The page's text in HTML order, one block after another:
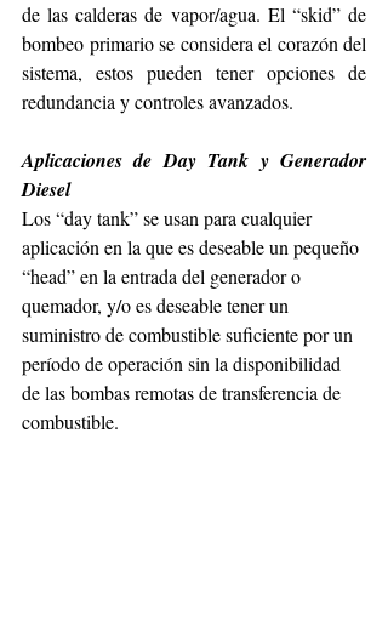
de las calderas de vapor/agua. El “skid” de
bombeo primario se considera el corazón del
sistema, estos pueden tener opciones de
redundancia y controles avanzados.
Aplicaciones de Day Tank y Generador
Diesel
Los “day tank” se usan para cualquier
aplicación en la que es deseable un pequeño
“head” en la entrada del generador o
quemador, y/o es deseable tener un
suministro de combustible suficiente por un
período de operación sin la disponibilidad
de las bombas remotas de transferencia de
combustible.